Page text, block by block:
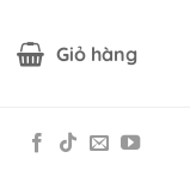
Giỏ hàng